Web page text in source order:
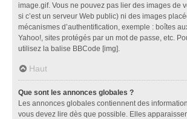
image.gif. Vous ne pouvez pas lier des images de
si c’est un serveur Web public) ni des images
mécanismes d’authentification, exemple : boîtes
Yahoo!, sites protégés par un mot de passe, etc.
utilisez la balise BBCode [img].
Haut
Que sont les annonces globales ?
Les annonces globales contiennent des
vous devez lire dès que possible. Elles